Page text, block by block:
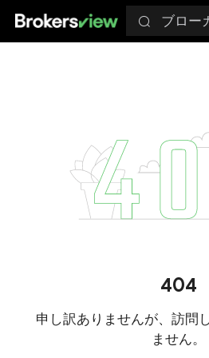
ブロー
404
申し訳ありませんが、訪問
ません。